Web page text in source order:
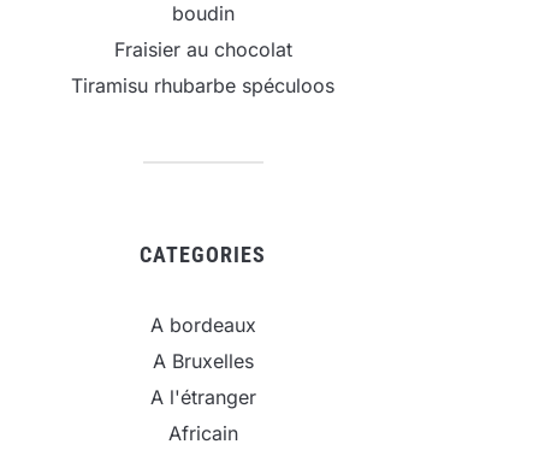
boudin
Fraisier au chocolat
Tiramisu rhubarbe spéculoos
CATEGORIES
A bordeaux
A Bruxelles
A l'étranger
Africain